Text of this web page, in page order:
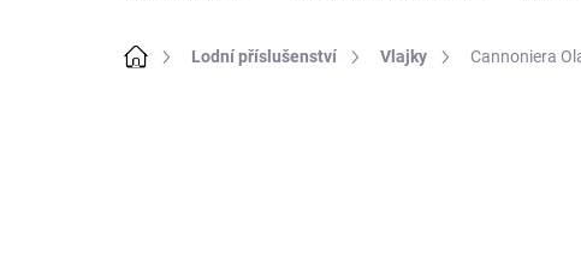
Domů Lodní příslušenství Vlajky Cannoniera